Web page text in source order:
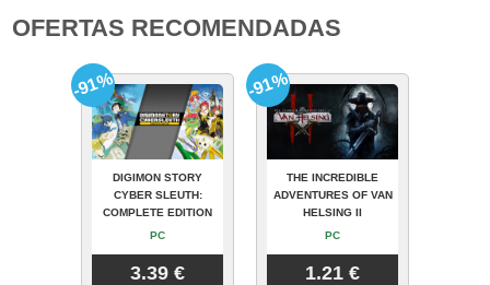
OFERTAS RECOMENDADAS
DIGIMON STORY
CYBER SLEUTH:
COMPLETE EDITION
PC
3.39 €
-91%
THE INCREDIBLE
ADVENTURES OF VAN
HELSING II
PC
1.21 €
-91%